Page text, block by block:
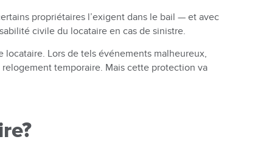
propriétaires l’exigent dans le bail — et avec
civile du locataire en cas de sinistre.
locataire. Lors de tels événements malheureux,
temporaire. Mais cette protection va